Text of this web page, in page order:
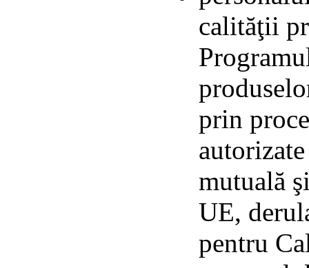
calităţii
prin
mutuală
UE,
pentru